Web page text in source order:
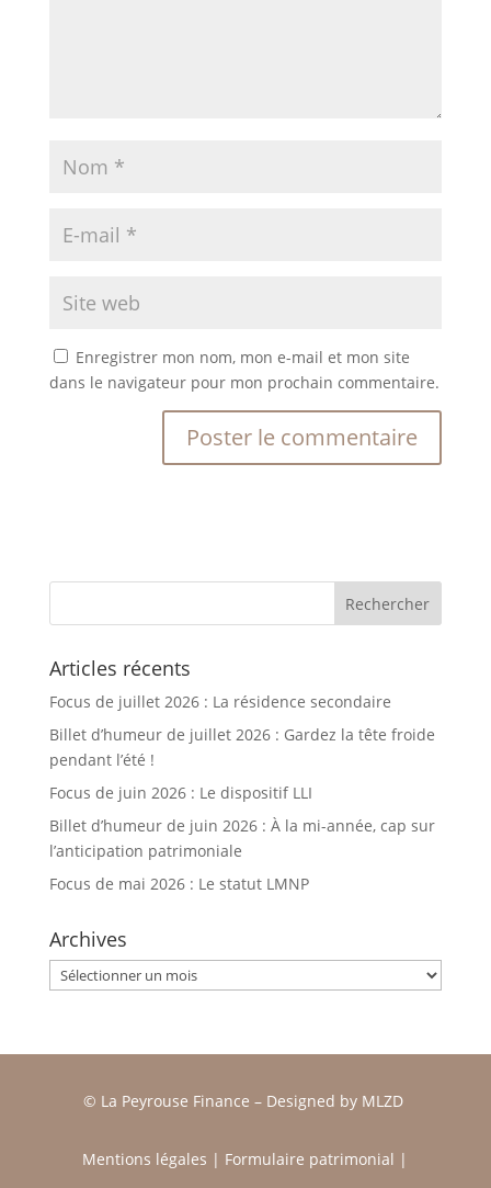
Enregistrer mon nom, mon e-mail et mon site
dans le navigateur pour mon prochain commentaire.
Articles récents
Focus de juillet 2026 : La résidence secondaire
Billet d’humeur de juillet 2026 : Gardez la tête froide
pendant l’été !
Focus de juin 2026 : Le dispositif LLI
Billet d’humeur de juin 2026 : À la mi-année, cap sur
l’anticipation patrimoniale
Focus de mai 2026 : Le statut LMNP
Archives
Archives
© La Peyrouse Finance –Designed by MLZD
Mentions légales | Formulaire patrimonial |